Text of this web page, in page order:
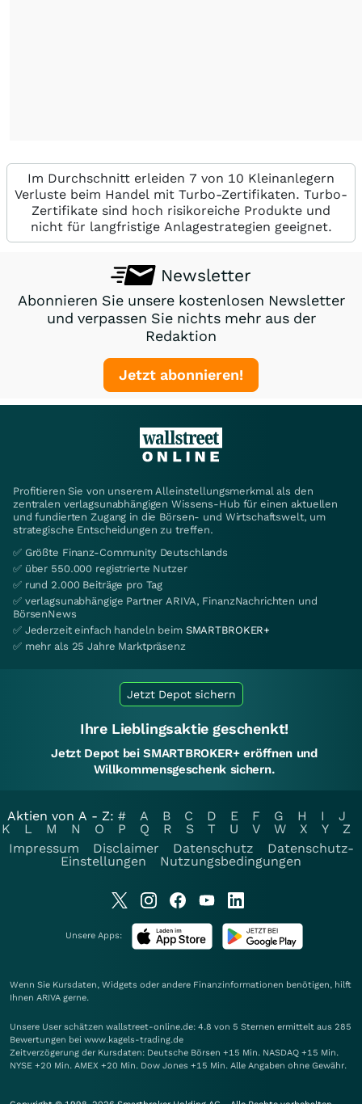
Im Durchschnitt erleiden 7 von 10 Kleinanlegern
Verluste beim Handel mit Turbo-Zertifikaten. Turbo-
Zertifikate sind hoch risikoreiche Produkte und
nicht für langfristige Anlagestrategien geeignet.
Newsletter
Abonnieren Sie unsere kostenlosen Newsletter
und verpassen Sie nichts mehr aus der
Redaktion
Jetzt abonnieren!
Profitieren Sie von unserem Alleinstellungsmerkmal als den
zentralen verlagsunabhängigen Wissens-Hub für einen aktuellen
und fundierten Zugang in die Börsen- und Wirtschaftswelt, um
strategische Entscheidungen zu treffen.
✅ Größte Finanz-Community Deutschlands
✅ über 550.000 registrierte Nutzer
✅ rund 2.000 Beiträge pro Tag
✅ verlagsunabhängige Partner ARIVA, FinanzNachrichten und
BörsenNews
✅ Jederzeit einfach handeln beim SMARTBROKER+
✅ mehr als 25 Jahre Marktpräsenz
Jetzt Depot sichern
Ihre Lieblingsaktie geschenkt!
Jetzt Depot bei SMARTBROKER+ eröffnen und
Willkommensgeschenk sichern.
Aktien von A - Z: # A B C D E F G H I
J
K
L M N O P Q R S T U V W X Y
Z
Impressum
Disclaimer Datenschutz
Datenschutz-
Einstellungen
Nutzungsbedingungen
Unsere Apps:
Wenn Sie Kursdaten, Widgets oder andere Finanzinformationen benötigen, hilft
Ihnen ARIVA gerne.
Unsere User schätzen wallstreet-online.de: 4.8 von 5 Sternen ermittelt aus 285
Bewertungen bei www.kagels-trading.de
Zeitverzögerung der Kursdaten: Deutsche Börsen +15 Min. NASDAQ +15 Min.
NYSE +20 Min. AMEX +20 Min. Dow Jones +15 Min. Alle Angaben ohne Gewähr.